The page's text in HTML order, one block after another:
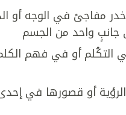
مفاجئ في الوجه أو
واحد من الجسم
التكُلم أو في فهم
أو قصورها في